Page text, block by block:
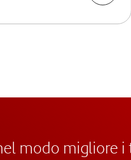
modo migliore